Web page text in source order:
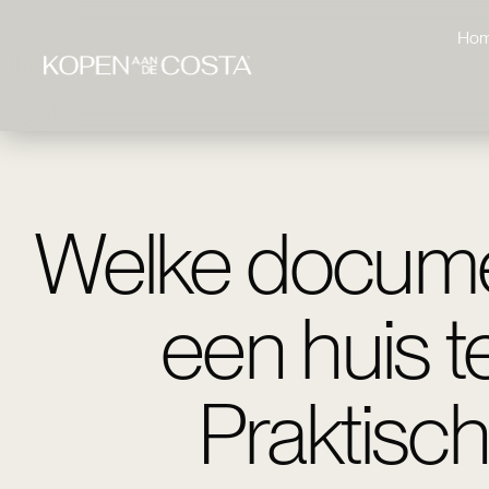
Welke
een huis